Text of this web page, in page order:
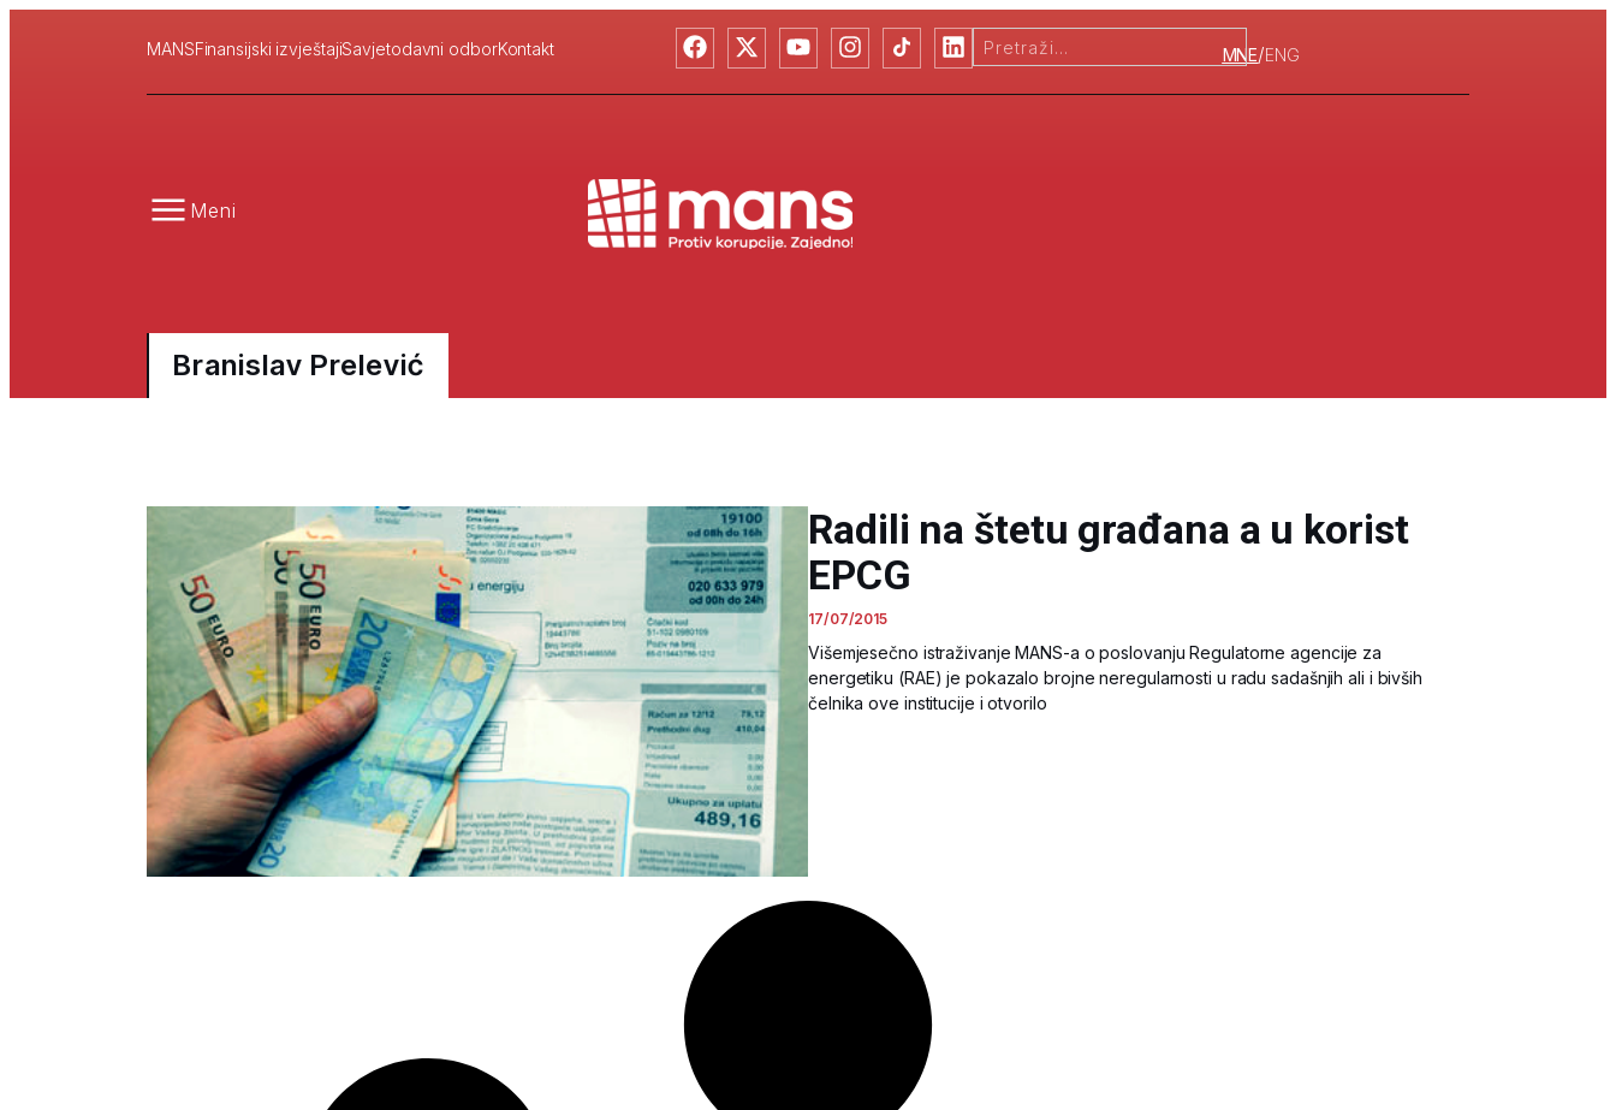
MANSFinansijski izvještajiSavjetodavni odborKontakt MNE/ENG
Meni
Branislav Prelević
Radili na štetu građana a u korist
EPCG
17/07/2015
Višemjesečno istraživanje MANS-a o poslovanju Regulatorne agencije za
energetiku (RAE) je pokazalo brojne neregularnosti u radu sadašnjih ali i bivših
čelnika ove institucije i otvorilo